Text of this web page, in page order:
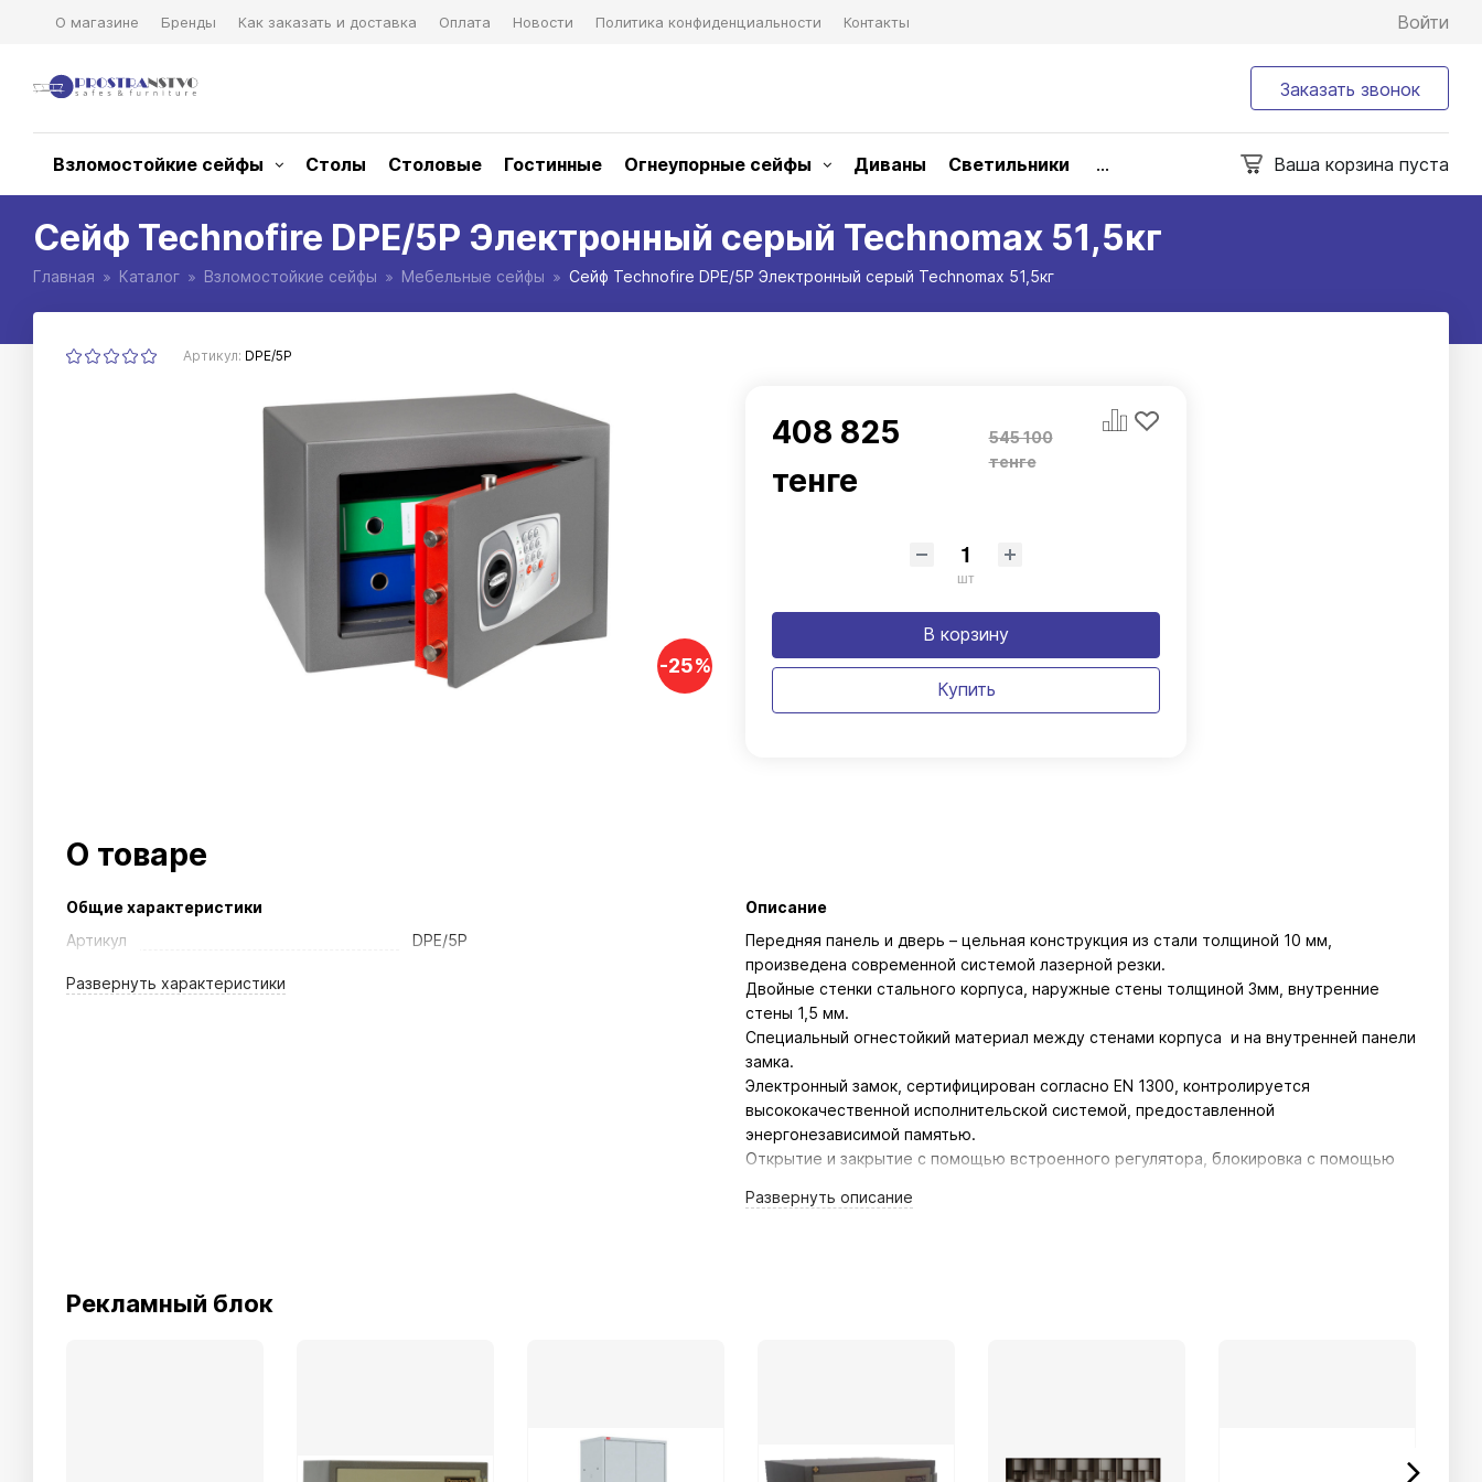
О магазине Бренды Как заказать и доставка Оплата Новости Политика конфиденциальности Контакты Войти
Заказать звонок
Взломостойкие сейфы Столы Столовые Гостинные Огнеупорные сейфы Диваны Светильники ... Ваша корзина пуста
Сейф Technofire DPE/5P Электронный серый Technomax 51,5кг
Главная Каталог Взломостойкие сейфы Мебельные сейфы Сейф Technofire DPE/5P Электронный серый Technomax 51,5кг
Артикул: DPE/5P
-25%
408 825
тенге
545 100
тенге
шт
В корзину
Купить
О товаре
Общие характеристики
Артикул
DPE/5P
Развернуть характеристики
Описание
Передняя панель и дверь – цельная конструкция из стали толщиной 10 мм,
произведена современной системой лазерной резки.
Двойные стенки стального корпуса, наружные стены толщиной 3мм, внутренние
стены 1,5 мм.
Специальный огнестойкий материал между стенами корпуса и на внутренней панели
замка.
Электронный замок, сертифицирован согласно EN 1300, контролируется
высококачественной исполнительской системой, предоставленной
энергонезависимой памятью.
Открытие и закрытие с помощью встроенного регулятора, блокировка с помощью
Акустические и визуальные сигналы для подтверждения правильности ввода кода,
Запеченное в духовке термо-упрочненное порошковое покрытие.
Развернуть описание
Рекламный блок